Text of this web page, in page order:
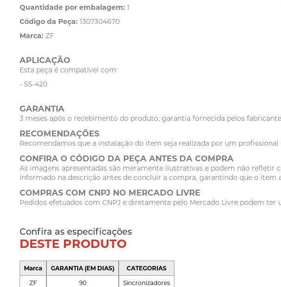
Quantidade por embalagem: 1
Código da Peça: 1307304670
Marca: ZF
APLICAÇÃO
Esta peça é compatível com:
- S5-420
GARANTIA
3 meses após o recebimento do produto, garantia fornecida pelos
RECOMENDAÇÕES
Recomendamos que a instalação do item seja realizada por um
CONFIRA O CÓDIGO DA PEÇA ANTES DA COMPRA
As imagens apresentadas são meramente ilustrativas e podem não
informado na descrição antes de concluir a compra, garantindo que o
COMPRAS COM CNPJ NO MERCADO LIVRE
Pedidos efetuados com CNPJ e diretamente pelo Mercado Livre podem
Confira as especificações
DESTE PRODUTO
Marca
ZF
GARANTIA (EM DIAS)
90
CATEGORIAS
Sincronizadores